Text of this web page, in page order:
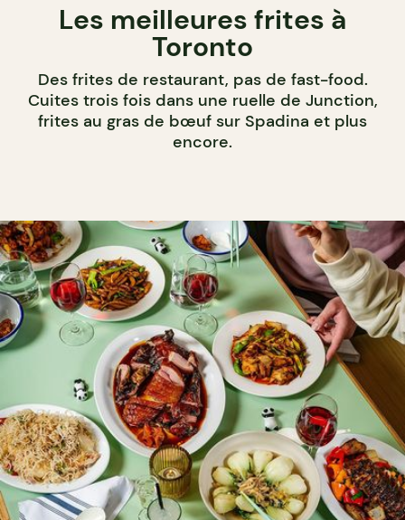
Les meilleures frites à
Toronto
Des frites de restaurant, pas de fast-food.
Cuites trois fois dans une ruelle de Junction,
frites au gras de bœuf sur Spadina et plus
encore.